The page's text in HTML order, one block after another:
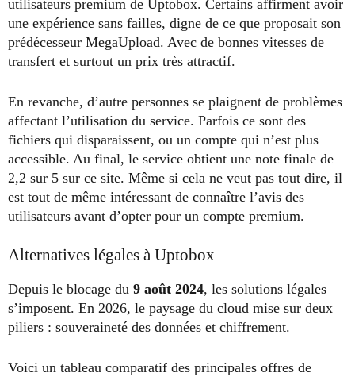
utilisateurs premium de Uptobox. Certains affirment avoir
une expérience sans failles, digne de ce que proposait son
prédécesseur MegaUpload. Avec de bonnes vitesses de
transfert et surtout un prix très attractif.
En revanche, d’autre personnes se plaignent de problèmes
affectant l’utilisation du service. Parfois ce sont des
fichiers qui disparaissent, ou un compte qui n’est plus
accessible. Au final, le service obtient une note finale de
2,2 sur 5 sur ce site. Même si cela ne veut pas tout dire, il
est tout de même intéressant de connaître l’avis des
utilisateurs avant d’opter pour un compte premium.
Alternatives légales à Uptobox
Depuis le blocage du 9 août 2024, les solutions légales
s’imposent. En 2026, le paysage du cloud mise sur deux
piliers : souveraineté des données et chiffrement.
Voici un tableau comparatif des principales offres de